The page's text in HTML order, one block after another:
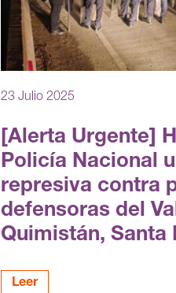
23 Julio 2025
[Alerta Urgente]
Policía Nacional
represiva contra
defensoras del
Quimistán, Santa
Leer